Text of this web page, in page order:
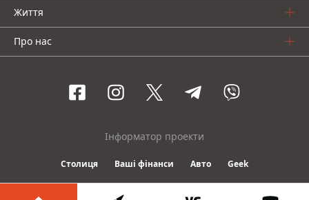
Життя
Про нас
Інформатор проекти
Столиця Ваші фінанси Авто Geek